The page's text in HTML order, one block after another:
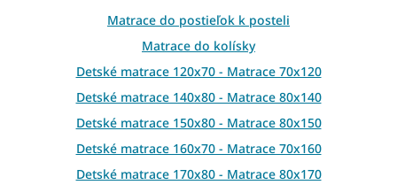
e
p
r
v
k
y
v
ý
p
i
Matrace do postieľok k posteli
Matrace do kolísky
Detské matrace 120x70 - Matrace 70x120
Detské matrace 140x80 - Matrace 80x140
Detské matrace 150x80 - Matrace 80x150
Detské matrace 160x70 - Matrace 70x160
Detské matrace 170x80 - Matrace 80x170